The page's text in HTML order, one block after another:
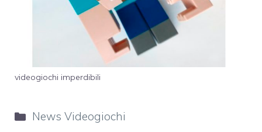
videogiochi imperdibili
Categorie
News Videogiochi